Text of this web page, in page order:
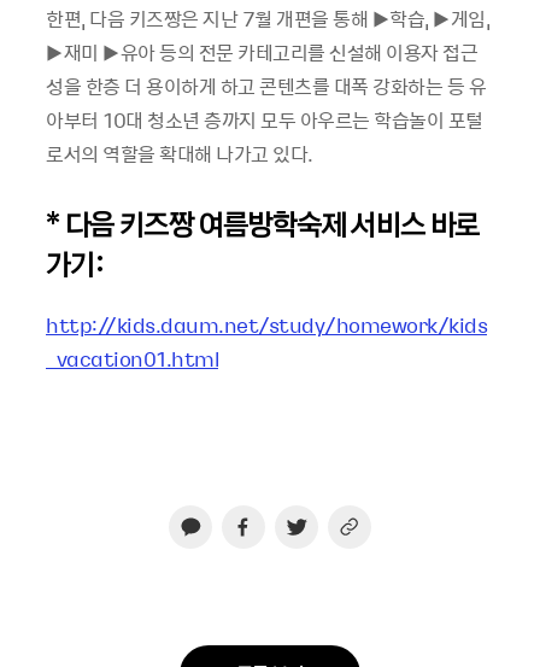
한편, 다음 키즈짱은 지난 7월 개편을 통해 ▶학습, ▶게임,
▶재미 ▶유아 등의 전문 카테고리를 신설해 이용자 접근
성을 한층 더 용이하게 하고 콘텐츠를 대폭 강화하는 등 유
아부터 10대 청소년 층까지 모두 아우르는 학습놀이 포털
로서의 역할을 확대해 나가고 있다.
* 다음 키즈짱 여름방학숙제 서비스 바로
가기:
http://kids.daum.net/study/homework/kids
_vacation01.html